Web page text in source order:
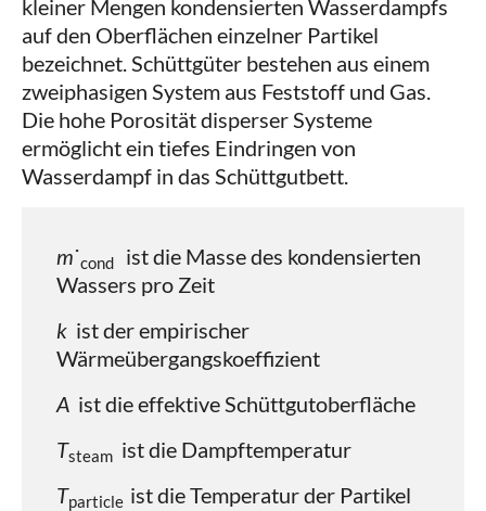
kleiner Mengen kondensierten Wasserdampfs
auf den Oberflächen einzelner Partikel
bezeichnet. Schüttgüter bestehen aus einem
zweiphasigen System aus Feststoff und Gas.
Die hohe Porosität disperser Systeme
ermöglicht ein tiefes Eindringen von
Wasserdampf in das Schüttgutbett.
m˙cond
ist die Masse des kondensierten
Wassers pro Zeit
k ist der empirischer
Wärmeübergangskoeffizient
A ist die effektive Schüttgutoberfläche
Tsteam ​ ist die Dampftemperatur
Tparticle ist die Temperatur der Partikel